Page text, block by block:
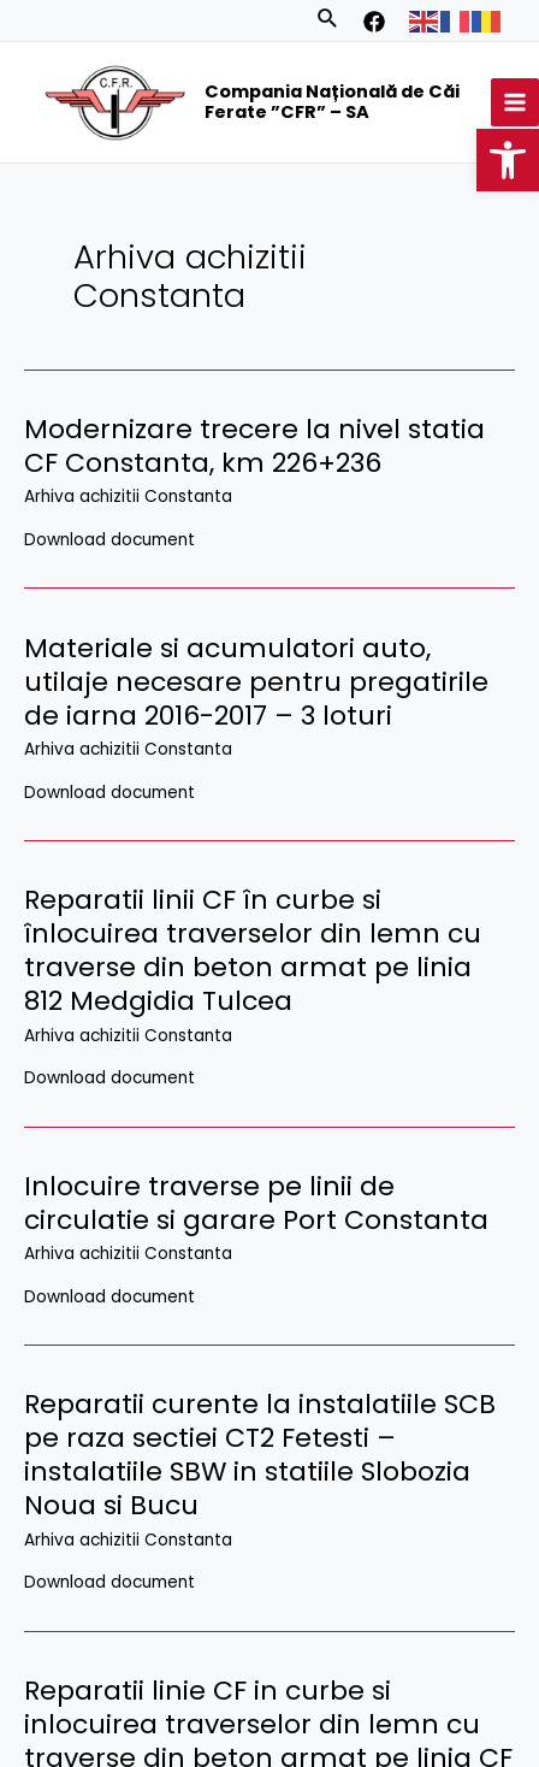
Search
Compania Națională de Căi
Ferate ”CFR” – SA
Arhiva achizitii
Constanta
Modernizare trecere la nivel statia
CF Constanta, km 226+236
Arhiva achizitii Constanta
Download document
Materiale si acumulatori auto,
utilaje necesare pentru pregatirile
de iarna 2016-2017 – 3 loturi
Arhiva achizitii Constanta
Download document
Reparatii linii CF în curbe si
înlocuirea traverselor din lemn cu
traverse din beton armat pe linia
812 Medgidia Tulcea
Arhiva achizitii Constanta
Download document
Inlocuire traverse pe linii de
circulatie si garare Port Constanta
Arhiva achizitii Constanta
Download document
Reparatii curente la instalatiile SCB
pe raza sectiei CT2 Fetesti –
instalatiile SBW in statiile Slobozia
Noua si Bucu
Arhiva achizitii Constanta
Download document
Reparatii linie CF in curbe si
inlocuirea traverselor din lemn cu
traverse din beton armat pe linia CF